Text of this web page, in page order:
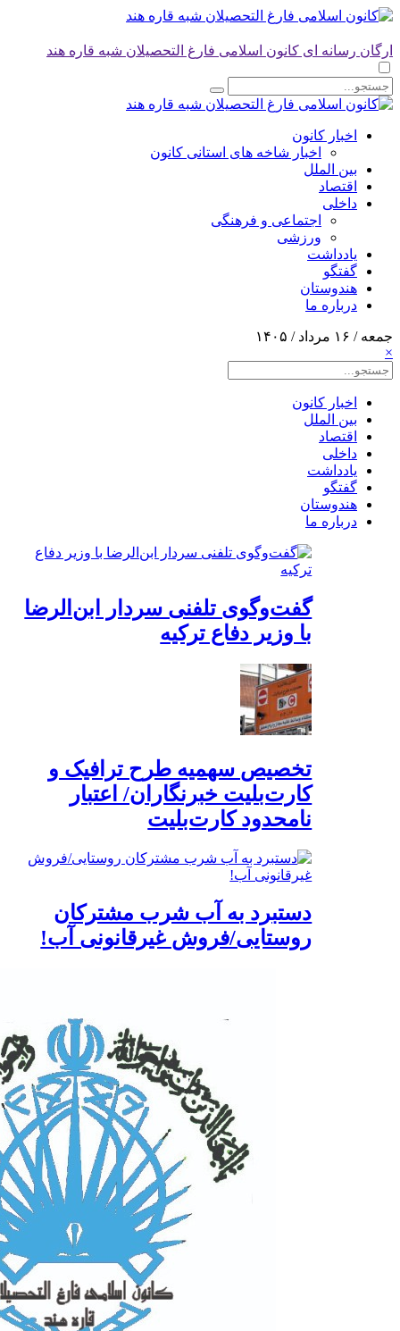
ارگان رسانه ای کانون اسلامی فارغ التحصیلان شبه قاره هند
اخبار کانون
اخبار شاخه های استانی کانون
بین الملل
اقتصاد
داخلی
اجتماعی و فرهنگی
ورزشی
یادداشت
گفتگو
هندوستان
درباره ما
جمعه / ۱۶ مرداد / ۱۴۰۵
×
اخبار کانون
بین الملل
اقتصاد
داخلی
یادداشت
گفتگو
هندوستان
درباره ما
گفت‌وگوی تلفنی سردار ابن‌الرضا
با وزیر دفاع ترکیه
تخصیص سهمیه طرح ترافیک و
کارت‌بلیت خبرنگاران/ اعتبار
نامحدود کارت‌بلیت
دستبرد به آب شرب مشترکان
روستایی/فروش غیرقانونی آب!